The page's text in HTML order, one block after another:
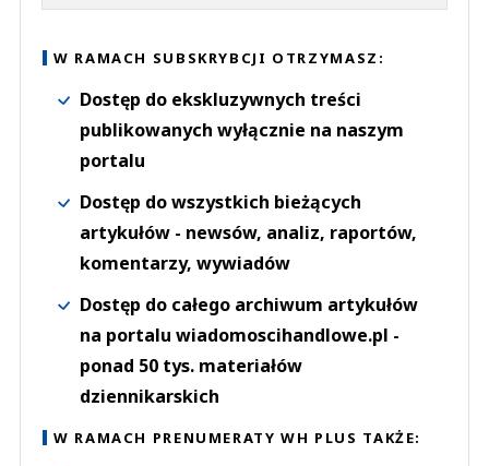
W RAMACH SUBSKRYBCJI OTRZYMASZ:
Dostęp do ekskluzywnych treści
publikowanych wyłącznie na naszym
portalu
Dostęp do wszystkich bieżących
artykułów - newsów, analiz, raportów,
komentarzy, wywiadów
Dostęp do całego archiwum artykułów
na portalu wiadomoscihandlowe.pl -
ponad 50 tys. materiałów
dziennikarskich
W RAMACH PRENUMERATY WH PLUS TAKŻE: